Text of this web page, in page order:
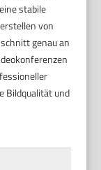
stabile
von
genau an
Bildqualität und